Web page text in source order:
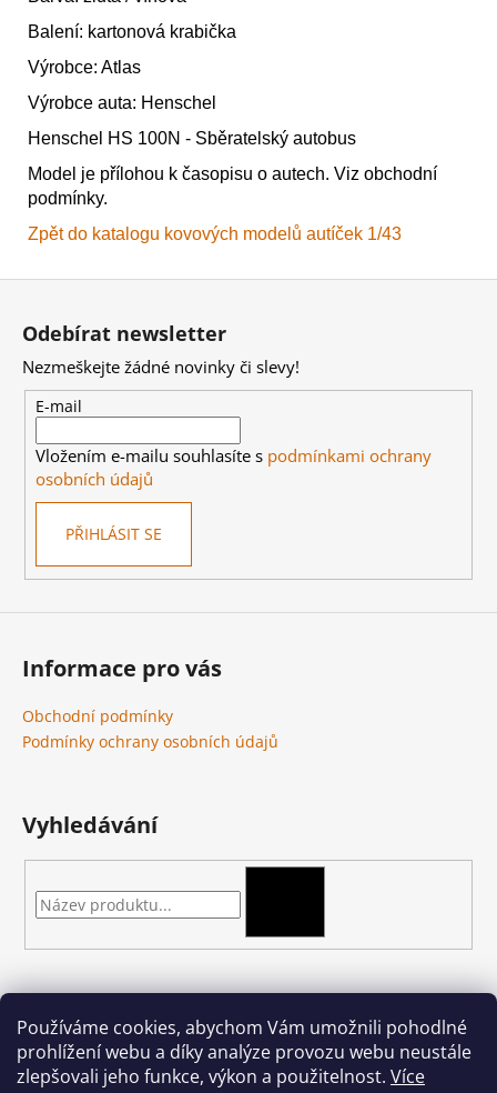
Používáme cookies, abychom Vám umožnili pohodlné
prohlížení webu a díky analýze provozu webu neustále
zlepšovali jeho funkce, výkon a použitelnost. Více
Balení: kartonová krabička
Výrobce: Atlas
Výrobce auta: Henschel
Henschel HS 100N - Sběratelský autobus
Model je přílohou k časopisu o autech. Viz obchodní
podmínky.
Zpět do katalogu kovových modelů autíček 1/43
Kč
Z
Odebírat newsletter
Nezmeškejte žádné novinky či slevy!
E-mail
Vložením e-mailu souhlasíte s podmínkami ochrany
osobních údajů
PŘIHLÁSIT SE
Informace pro vás
Obchodní podmínky
Podmínky ochrany osobních údajů
Vyhledávání
podkova-shop@seznam.cz
+420 704 397 000